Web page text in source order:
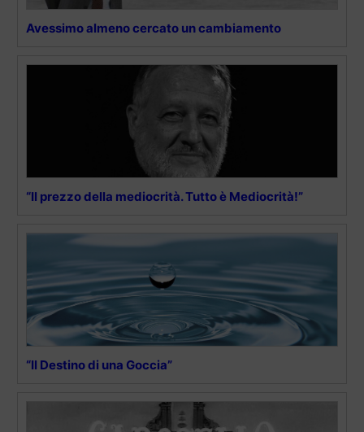
Avessimo almeno cercato un cambiamento
“Il prezzo della mediocrità. Tutto è Mediocrità!”
“Il Destino di una Goccia”